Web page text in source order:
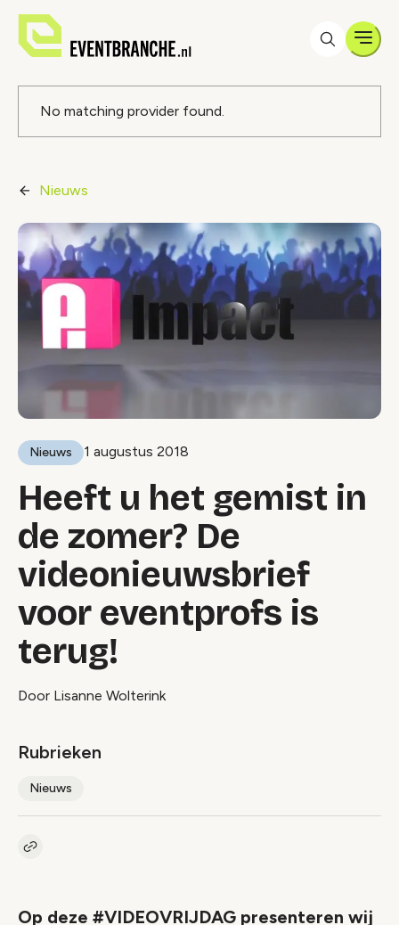
Foutmelding
No matching provider found.
Nieuws
Nieuws 1 augustus 2018
Heeft u het gemist in
de zomer? De
videonieuwsbrief
voor eventprofs is
terug!
Door Lisanne Wolterink
Rubrieken
Nieuws
Kopieer link naar artikel
Op deze #VIDEOVRIJDAG presenteren wij